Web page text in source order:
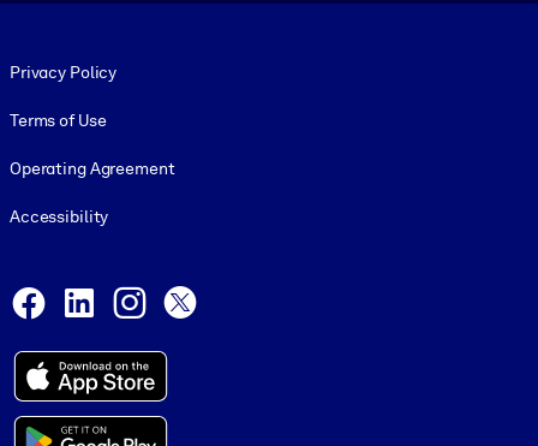
Privacy Policy
Terms of Use
Operating Agreement
Accessibility
Facebook
LinkedInInstagram